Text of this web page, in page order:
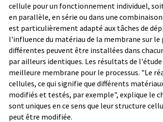
cellule pour un fonctionnement individuel,
en parallèle, en série ou dans une
est particulièrement adapté aux tâches de
l'influence du matériau de la membrane sur
différentes peuvent être installées dans
par ailleurs identiques. Les résultats de
meilleure membrane pour le processus. "Le
cellules, ce qui signifie que différents
modifiés et testés, par exemple", explique le
sont uniques en ce sens que leur structure
peut être modifiée.